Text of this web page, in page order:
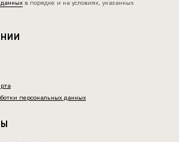
в порядке и на условиях, указанных
персональных данных